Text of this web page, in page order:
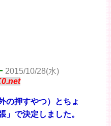
2015/10/28(水)
の押すやつ）とちょ
」で決定しました。